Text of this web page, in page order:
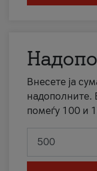
Внесете ја
надополните.
помеѓу 100 и